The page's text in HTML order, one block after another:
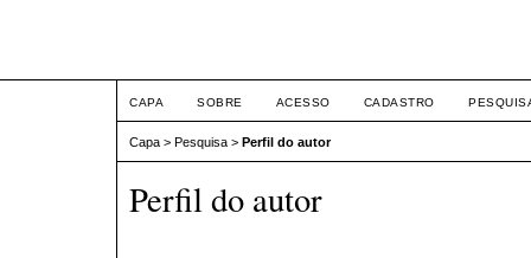
CAPA SOBRE ACESSO CADASTRO
Capa > Pesquisa > Perfil do autor
Perfil do autor